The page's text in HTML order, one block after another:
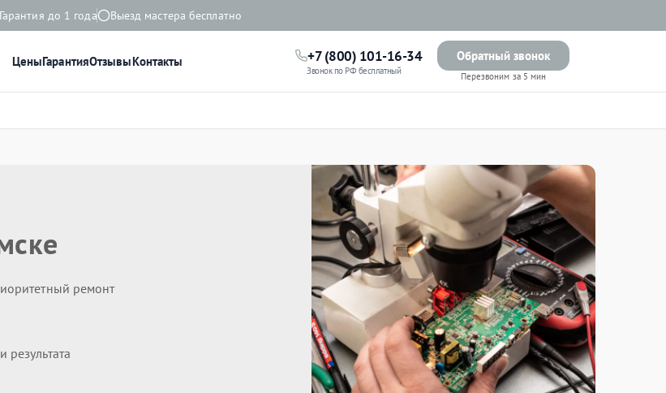
Гарантия до 1 года Выезд мастера бесплатно
ЦеныГарантияОтзывыКонтакты +7 (800) 101-16-34
Звонок по РФ бесплатный
Обратный звонок
Перезвоним за 5 мин
ремонт